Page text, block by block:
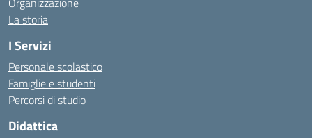
La storia
I Servizi
Personale scolastico
Famiglie e studenti
Percorsi di studio
Didattica